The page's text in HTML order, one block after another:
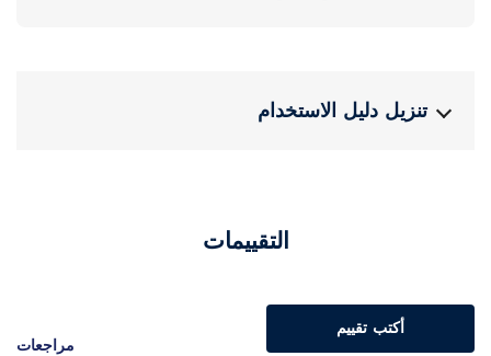
تنزيل دليل الاستخدام
التقييمات
مراجعات
أكتب تقييم